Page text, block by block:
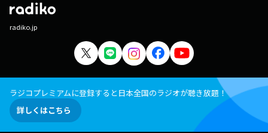
radiko.jp
ラジコプレミアムに登録すると日本全国のラジオが聴き放題！
詳しくはこちら